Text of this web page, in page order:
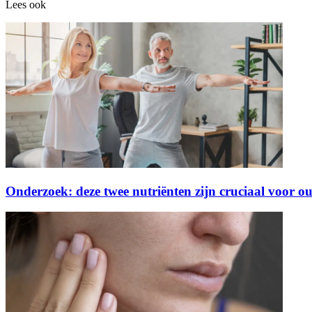
Lees ook
Onderzoek: deze twee nutriënten zijn cruciaal voor